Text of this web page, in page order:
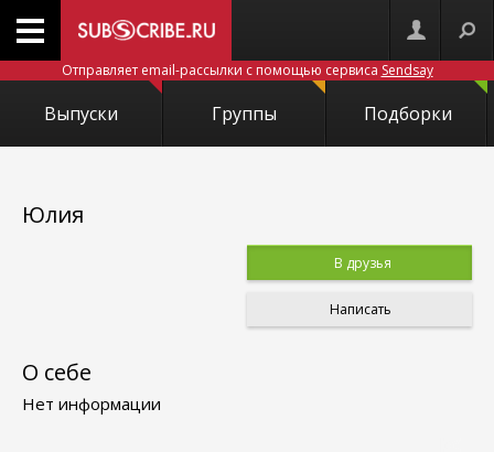
Отправляет email-рассылки с помощью сервиса Sendsay
Выпуски Группы Подборки
Юлия
В друзья
Написать
О себе
Нет информации